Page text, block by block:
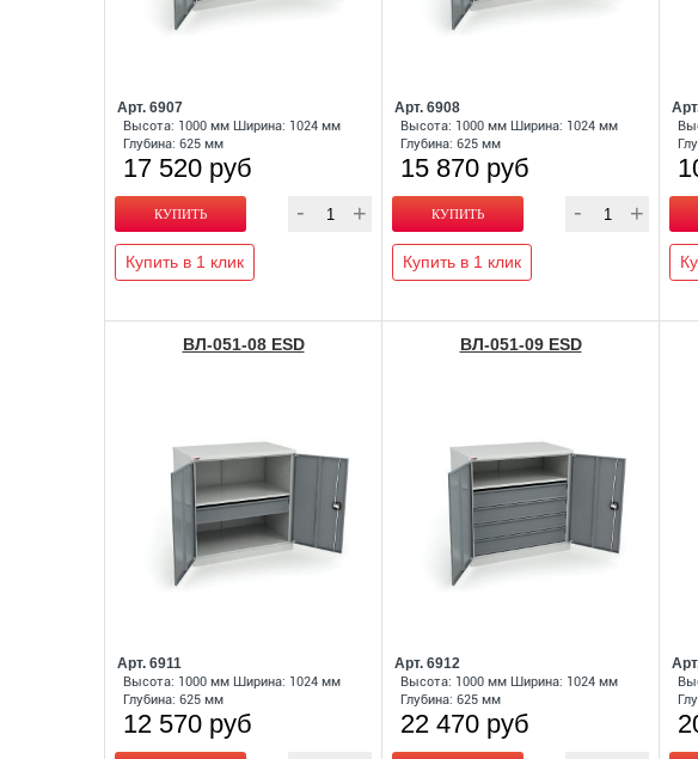
Арт. 6907
Высота: 1000 мм Ширина: 1024 мм
Глубина: 625 мм
17 520 руб
Купить в 1 клик
Арт. 6908
Высота: 1000 мм Ширина: 1024 мм
Глубина: 625 мм
15 870 руб
Купить в 1 клик
ВЛ-051-08 ESD
Арт. 6911
Высота: 1000 мм Ширина: 1024 мм
Глубина: 625 мм
12 570 руб
ВЛ-051-09 ESD
Арт. 6912
Высота: 1000 мм Ширина: 1024 мм
Глубина: 625 мм
22 470 руб